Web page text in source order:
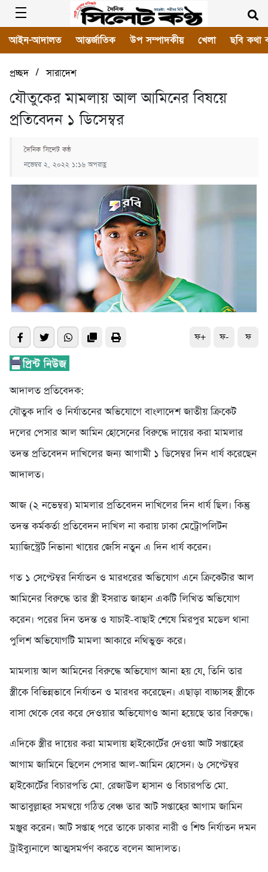
আইন-আদালত আন্তর্জাতিক উপ সম্পাদকীয় খেলা ছবি কথা
প্রচ্ছদ/সারাদেশ
যৌতুকের মামলায় আল আমিনের বিষয়ে
প্রতিবেদন ১ ডিসেম্বর
দৈনিক সিলেট কন্ঠ
নভেম্বর ২, ২০২২ ১:১৬ অপরাহ্ণ
ফ+ ফ- ফ
আদালত প্রতিবেদক:
যৌতুক দাবি ও নির্যাতনের অভিযোগে বাংলাদেশ জাতীয় ক্রিকেট
দলের পেসার আল আমিন হোসেনের বিরুদ্ধে দায়ের করা মামলার
তদন্ত প্রতিবেদন দাখিলের জন্য আগামী ১ ডিসেম্বর দিন ধার্য করেছেন
আদালত।
আজ (২ নভেম্বর) মামলার প্রতিবেদন দাখিলের দিন ধার্য ছিল। কিন্তু
তদন্ত কর্মকর্তা প্রতিবেদন দাখিল না করায় ঢাকা মেট্রোপলিটন
ম্যাজিস্ট্রেট নিভানা খায়ের জেসি নতুন এ দিন ধার্য করেন।
গত ১ সেপ্টেম্বর নির্যাতন ও মারধরের অভিযোগ এনে ক্রিকেটার আল
আমিনের বিরুদ্ধে তার স্ত্রী ইসরাত জাহান একটি লিখিত অভিযোগ
করেন। পরের দিন তদন্ত ও যাচাই-বাছাই শেষে মিরপুর মডেল থানা
পুলিশ অভিযোগটি মামলা আকারে নথিভুক্ত করে।
মামলায় আল আমিনের বিরুদ্ধে অভিযোগ আনা হয় যে, তিনি তার
স্ত্রীকে বিভিন্নভাবে নির্যাতন ও মারধর করেছেন। এছাড়া বাচ্চাসহ স্ত্রীকে
বাসা থেকে বের করে দেওয়ার অভিযোগও আনা হয়েছে তার বিরুদ্ধে।
এদিকে স্ত্রীর দায়ের করা মামলায় হাইকোর্টের দেওয়া আট সপ্তাহের
আগাম জামিনে ছিলেন পেসার আল-আমিন হোসেন। ৬ সেপ্টেম্বর
হাইকোর্টের বিচারপতি মো. রেজাউল হাসান ও বিচারপতি মো.
আতাবুল্লাহর সমন্বয়ে গঠিত বেঞ্চ তার আট সপ্তাহের আগাম জামিন
মঞ্জুর করেন। আট সপ্তাহ পরে তাকে ঢাকার নারী ও শিশু নির্যাতন দমন
ট্রাইব্যুনালে আত্মসমর্পণ করতে বলেন আদালত।